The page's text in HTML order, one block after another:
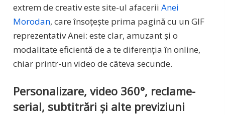
extrem de creativ este site-ul afacerii Anei
Morodan, care însoțește prima pagină cu un GIF
reprezentativ Anei: este clar, amuzant și o
modalitate eficientă de a te diferenția în online,
chiar printr-un video de câteva secunde.
Personalizare, video 360°, reclame-
serial, subtitrări și alte previziuni